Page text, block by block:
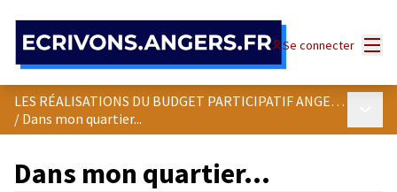
Se connecter
LES RÉALISATIONS DU BUDGET PARTICIPATIF ANGEVIN
/ Dans mon quartier...
Dans mon quartier...